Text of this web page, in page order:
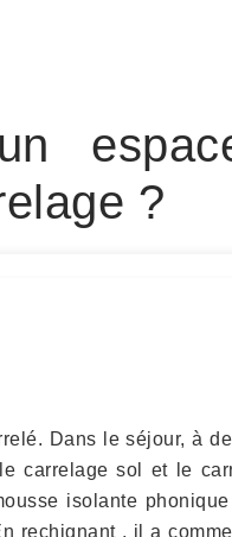
?
Dans le séjour, à
carrelage sol et le
isolante
rechignant , il a